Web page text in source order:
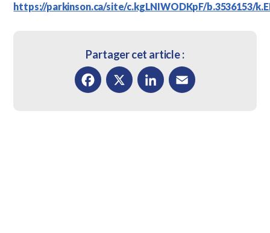
https://parkinson.ca/site/c.kgLNIWODKpF/b.3536153/
Partager cet article :